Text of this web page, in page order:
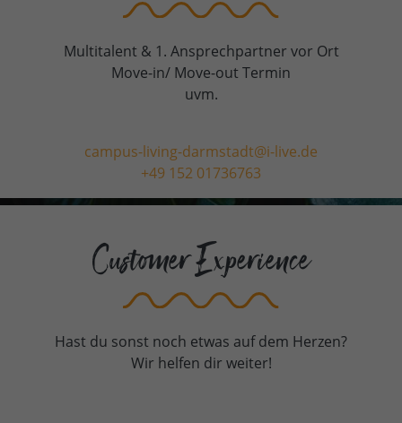
Multitalent & 1. Ansprechpartner vor Ort
Move-in/ Move-out Termin
uvm.
campus-living-darmstadt@i-live.de
+49 152 01736763
Customer Experience
Hast du sonst noch etwas auf dem Herzen?
Wir helfen dir weiter!